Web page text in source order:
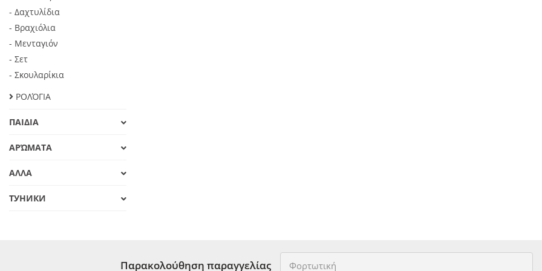
- Δαχτυλίδια
- Βραχιόλια
- Μενταγιόν
- Σετ
- Σκουλαρίκια
ΡΟΛΌΓΙΑ
ΠΑΙΔΙΑ
ΑΡΏΜΑΤΑ
ΑΛΛΑ
ТУНИКИ
Παρακολούθηση παραγγελίας